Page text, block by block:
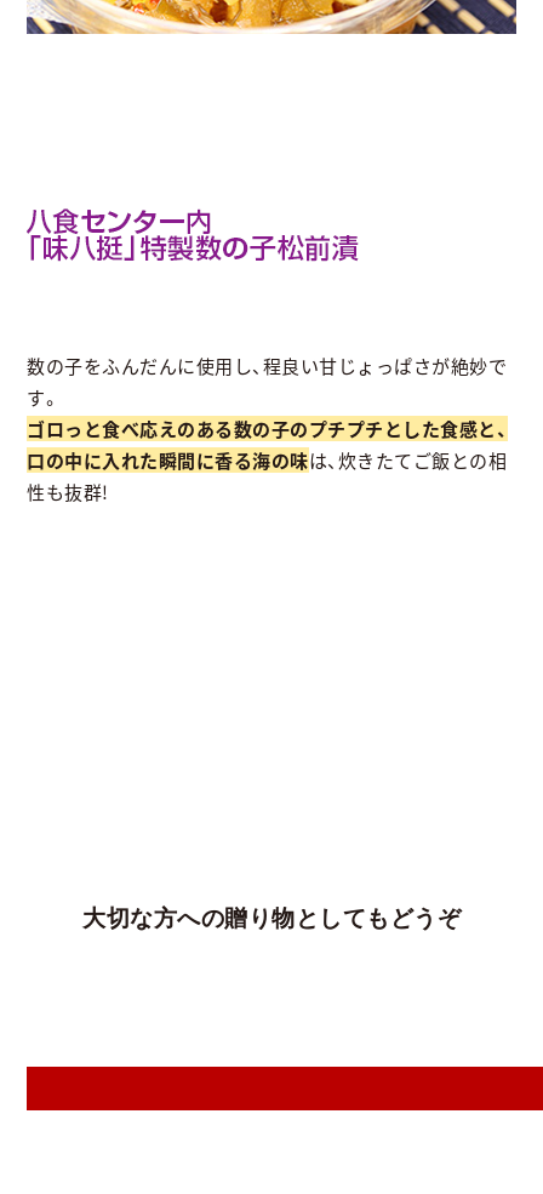
数の子をふんだんに使用し、程良い甘じょっぱさが絶妙で
す。
ゴロっと食べ応えのある数の子のプチプチとした食感と、
口の中に入れた瞬間に香る海の味は、炊きたてご飯との相
性も抜群!
大切な方への贈り物としてもどうぞ